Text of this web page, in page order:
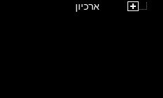
ארכיון